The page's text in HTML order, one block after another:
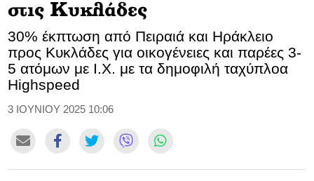
TECH
HEALTH
MEDIALAND
SPORTS
στις Κυκλάδες
30% έκπτωση από Πειραιά και Ηράκλειο
προς Κυκλάδες για οικογένειες και παρέες 3-
5 ατόμων με Ι.Χ. με τα δημοφιλή ταχύπλοα
Highspeed
3 ΙΟΥΝΙΟΥ 2025 10:06